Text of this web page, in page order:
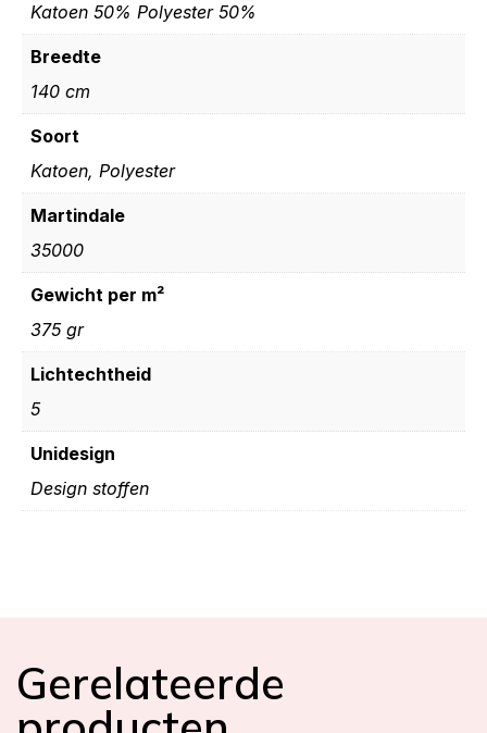
Katoen 50% Polyester 50%
Breedte
140 cm
Soort
Katoen, Polyester
Martindale
35000
Gewicht per m²
375 gr
Lichtechtheid
5
Unidesign
Design stoffen
Gerelateerde